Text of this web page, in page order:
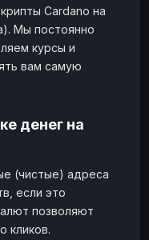
Cardano на
Мы постоянно
курсы и
вам самую
денег на
(чистые) адреса
если это
позволяют
кликов.